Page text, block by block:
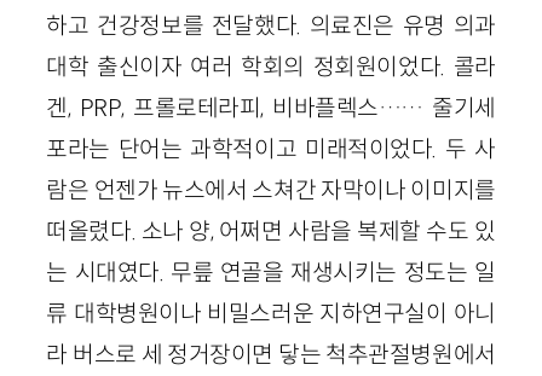
하고 건강정보를 전달했다. 의료진은 유명 의과
대학 출신이자 여러 학회의 정회원이었다. 콜라
겐, PRP, 프롤로테라피, 비바플렉스…… 줄기세
포라는 단어는 과학적이고 미래적이었다. 두 사
람은 언젠가 뉴스에서 스쳐간 자막이나 이미지를
떠올렸다. 소나 양, 어쩌면 사람을 복제할 수도 있
는 시대였다. 무릎 연골을 재생시키는 정도는 일
류 대학병원이나 비밀스러운 지하연구실이 아니
라 버스로 세 정거장이면 닿는 척추관절병원에서